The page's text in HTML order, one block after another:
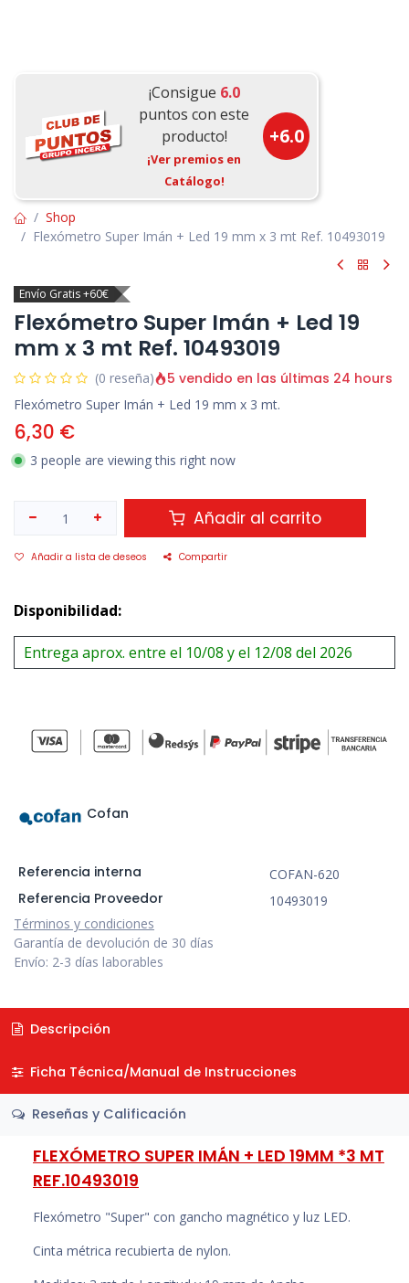
¡Consigue 6.0
puntos con este
producto!
¡Ver premios en
Catálogo!
+6.0
Shop
Flexómetro Super Imán + Led 19 mm x 3 mt Ref. 10493019
Envío Gratis +60€
Flexómetro Super Imán + Led 19
mm x 3 mt Ref. 10493019
(0 reseña) 5 vendido en las últimas 24 hours
Flexómetro Super Imán + Led 19 mm x 3 mt.
6,30 €
3 people are viewing this right now
Añadir al carrito
Añadir a lista de deseos Compartir
Disponibilidad:
Entrega aprox. entre el 10/08 y el 12/08 del 2026
Cofan
Referencia interna COFAN-620
Referencia Proveedor
10493019
Términos y condiciones
Garantía de devolución de 30 días
Envío: 2-3 días laborables
Descripción
Ficha Técnica/Manual de Instrucciones
Reseñas y Calificación
FLEXÓMETRO SUPER IMÁN + LED 19MM *3 MT
REF.10493019
Flexómetro "Super" con gancho magnético y luz LED.
Cinta métrica recubierta de nylon.